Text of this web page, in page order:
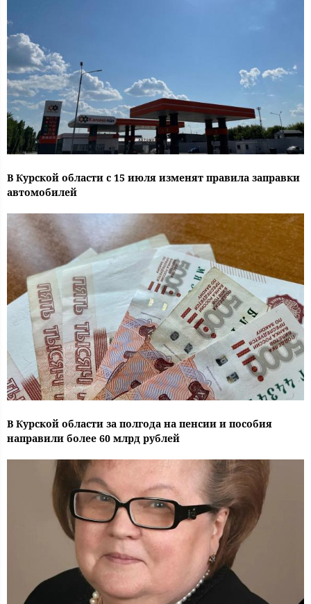
В Курской области с 15 июля изменят правила заправки
автомобилей
В Курской области за полгода на пенсии и пособия
направили более 60 млрд рублей